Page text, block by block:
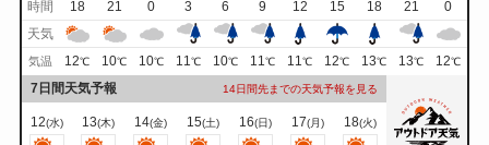
時間
18 21 0 3 6 9 12 15 18 21
0
天気
気温 12℃ 10℃ 10℃ 11℃ 10℃ 11℃ 11℃ 12℃ 13℃ 13℃ 12℃
7日間天気予報 14日間先までの天気予報を見る
12(水) 13(木) 14(金) 15(土) 16(日) 17(月) 18(火)